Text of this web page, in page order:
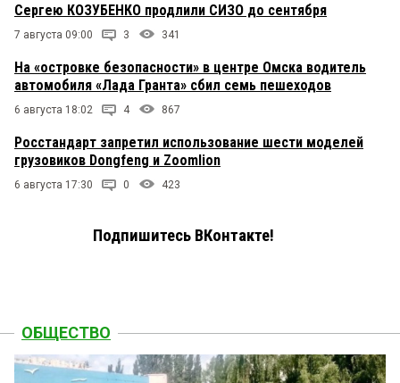
Сергею КОЗУБЕНКО продлили СИЗО до сентября
7 августа 09:00 3 341
На «островке безопасности» в центре Омска водитель
автомобиля «Лада Гранта» сбил семь пешеходов
6 августа 18:02 4 867
Росстандарт запретил использование шести моделей
грузовиков Dongfeng и Zoomlion
6 августа 17:30 0 423
Подпишитесь ВКонтакте!
ОБЩЕСТВО